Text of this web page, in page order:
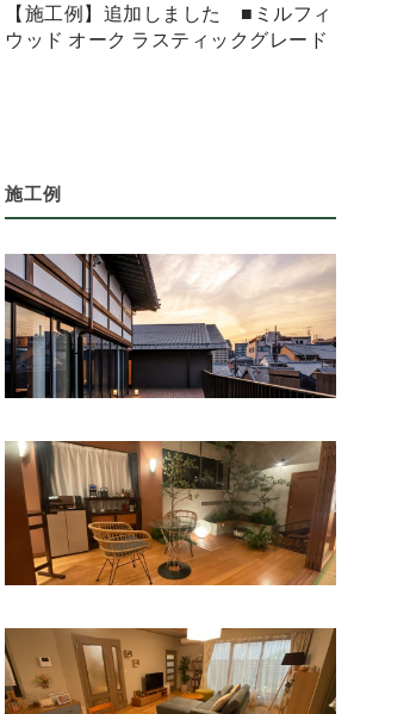
【施工例】追加しました ■ミルフィ
ウッド オーク ラスティックグレード
施工例